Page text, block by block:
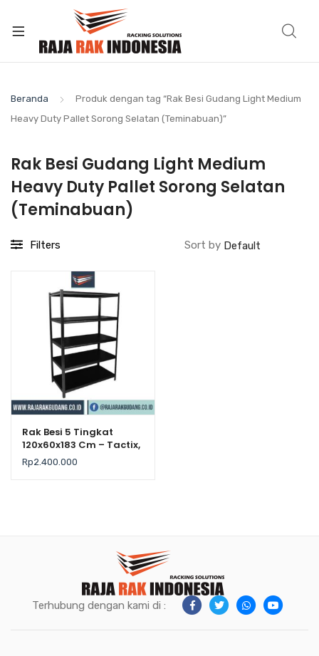
Beranda
Produk dengan tag “Rak Besi Gudang Light Medium
Heavy Duty Pallet Sorong Selatan (Teminabuan)”
Rak Besi Gudang Light Medium
Heavy Duty Pallet Sorong Selatan
(Teminabuan)
Filters Sort by
Rak Besi 5 Tingkat
120x60x183 Cm – Tactix,
Kekuatan 225Kg / Level
Rp2.400.000
Terhubung dengan kami di :